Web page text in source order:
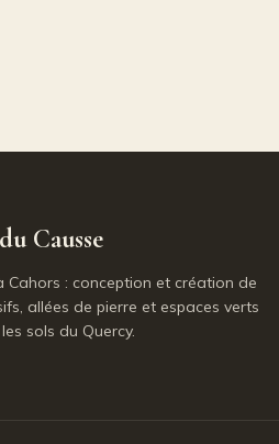
Causse
Cahors : conception et création de
allées de pierre et espaces verts
sols du Quercy.